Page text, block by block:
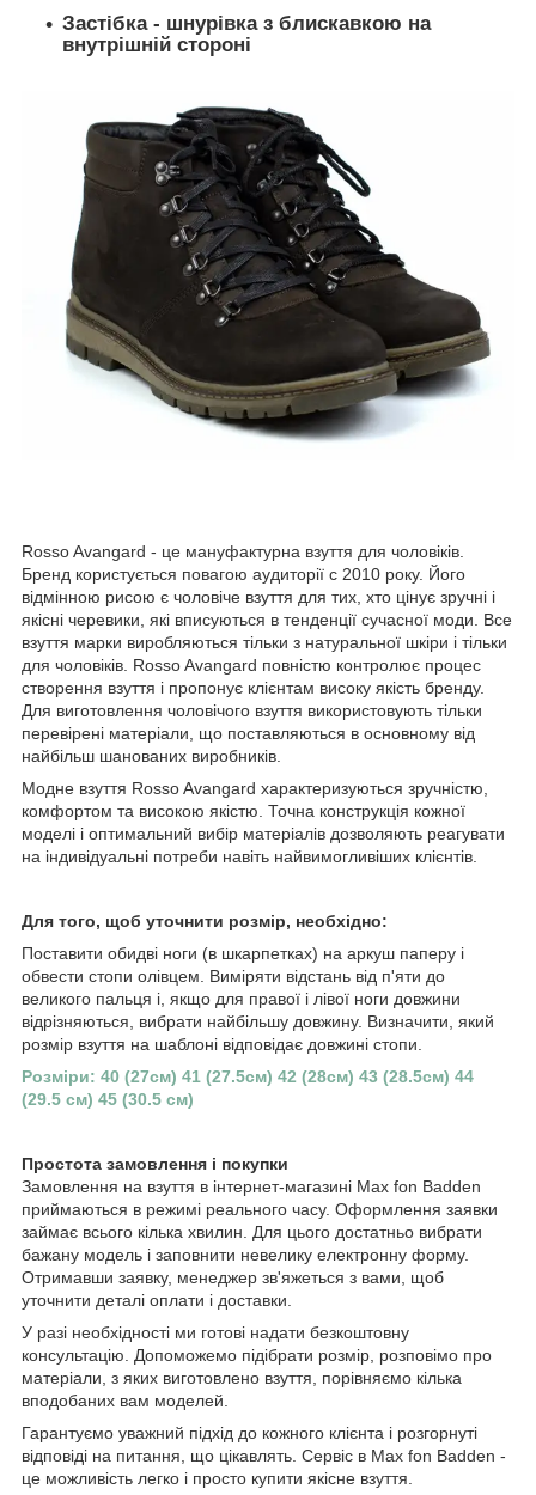
Застібка - шнурівка з блискавкою на
внутрішній стороні
Rosso Avangard - це мануфактурна взуття для чоловіків.
Бренд користується повагою аудиторії c 2010 року. Його
відмінною рисою є чоловіче взуття для тих, хто цінує зручні і
якісні черевики, які вписуються в тенденції сучасної моди. Все
взуття марки виробляються тільки з натуральної шкіри і тільки
для чоловіків. Rosso Avangard повністю контролює процес
створення взуття і пропонує клієнтам високу якість бренду.
Для виготовлення чоловічого взуття використовують тільки
перевірені матеріали, що поставляються в основному від
найбільш шанованих виробників.
Модне взуття Rosso Avangard характеризуються зручністю,
комфортом та високою якістю. Точна конструкція кожної
моделі і оптимальний вибір матеріалів дозволяють реагувати
на індивідуальні потреби навіть найвимогливіших клієнтів.
Для того, щоб уточнити розмір, необхідно:
Поставити обидві ноги (в шкарпетках) на аркуш паперу і
обвести стопи олівцем. Виміряти відстань від п'яти до
великого пальця і, якщо для правої і лівої ноги довжини
відрізняються, вибрати найбільшу довжину. Визначити, який
розмір взуття на шаблоні відповідає довжині стопи.
Розміри: 40 (27см) 41 (27.5см) 42 (28см) 43 (28.5см) 44
(29.5 см) 45 (30.5 см)
Простота замовлення і покупки
Замовлення на взуття в інтернет-магазині Max fon Badden
приймаються в режимі реального часу. Оформлення заявки
займає всього кілька хвилин. Для цього достатньо вибрати
бажану модель і заповнити невелику електронну форму.
Отримавши заявку, менеджер зв'яжеться з вами, щоб
уточнити деталі оплати і доставки.
У разі необхідності ми готові надати безкоштовну
консультацію. Допоможемо підібрати розмір, розповімо про
матеріали, з яких виготовлено взуття, порівняємо кілька
вподобаних вам моделей.
Гарантуємо уважний підхід до кожного клієнта і розгорнуті
відповіді на питання, що цікавлять. Сервіс в Max fon Badden -
це можливість легко і просто купити якісне взуття.